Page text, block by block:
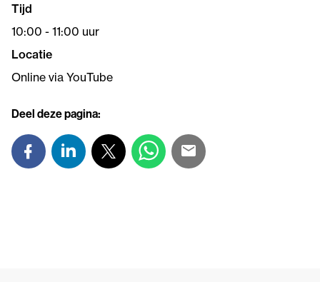
Tijd
10:00 - 11:00 uur
Locatie
Online via YouTube
Deel deze pagina: